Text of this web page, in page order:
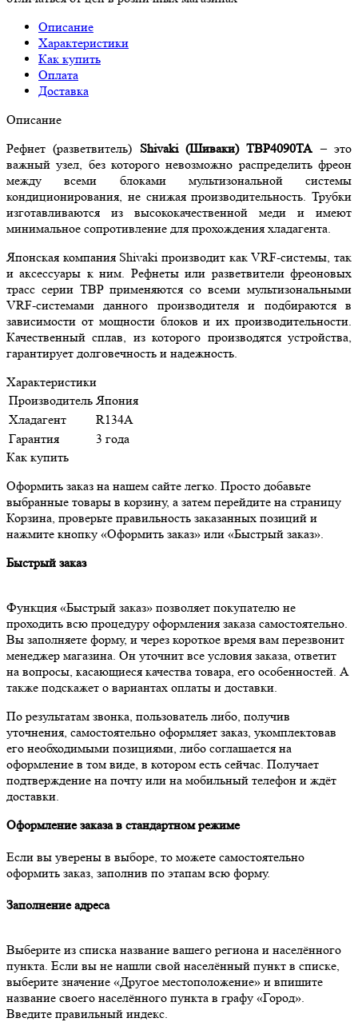
Описание
Характеристики
Как купить
Оплата
Доставка
Описание
Рефнет (разветвитель) Shivaki (Шиваки) TBP4090TA – это
важный узел, без которого невозможно распределить фреон
между всеми блоками мультизональной системы
кондиционирования, не снижая производительность. Трубки
изготавливаются из высококачественной меди и имеют
минимальное сопротивление для прохождения хладагента.
Японская компания Shivaki производит как VRF-системы, так
и аксессуары к ним. Рефнеты или разветвители фреоновых
трасс серии TBP применяются со всеми мультизональными
VRF-системами данного производителя и подбираются в
зависимости от мощности блоков и их производительности.
Качественный сплав, из которого производятся устройства,
гарантирует долговечность и надежность.
Характеристики
Производитель Япония
Хладагент
R134A
Гарантия
3 года
Как купить
Оформить заказ на нашем сайте легко. Просто добавьте
выбранные товары в корзину, а затем перейдите на страницу
Корзина, проверьте правильность заказанных позиций и
нажмите кнопку «Оформить заказ» или «Быстрый заказ».
Быстрый заказ
Функция «Быстрый заказ» позволяет покупателю не
проходить всю процедуру оформления заказа самостоятельно.
Вы заполняете форму, и через короткое время вам перезвонит
менеджер магазина. Он уточнит все условия заказа, ответит
на вопросы, касающиеся качества товара, его особенностей. А
также подскажет о вариантах оплаты и доставки.
По результатам звонка, пользователь либо, получив
уточнения, самостоятельно оформляет заказ, укомплектовав
его необходимыми позициями, либо соглашается на
оформление в том виде, в котором есть сейчас. Получает
подтверждение на почту или на мобильный телефон и ждёт
доставки.
Оформление заказа в стандартном режиме
Если вы уверены в выборе, то можете самостоятельно
оформить заказ, заполнив по этапам всю форму.
Заполнение адреса
Выберите из списка название вашего региона и населённого
пункта. Если вы не нашли свой населённый пункт в списке,
выберите значение «Другое местоположение» и впишите
название своего населённого пункта в графу «Город».
Введите правильный индекс.